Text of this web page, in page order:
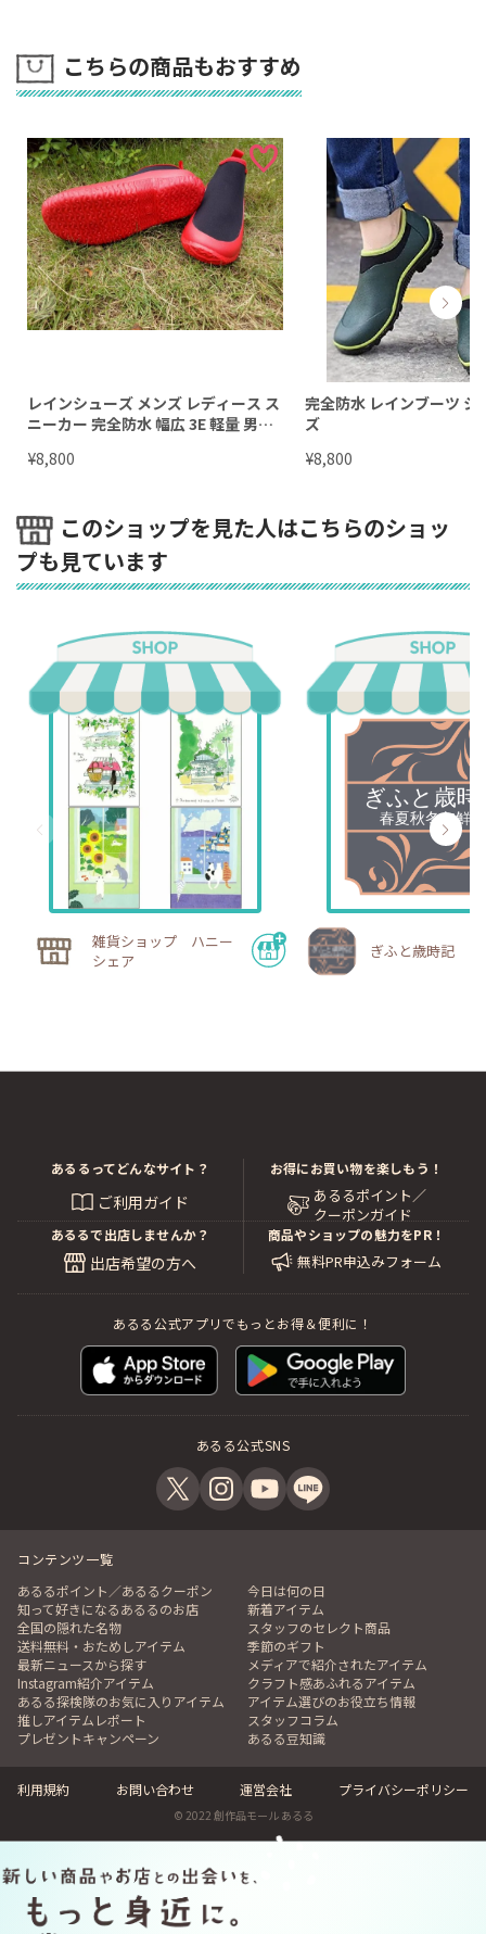
こちらの商品もおすすめ
レインシューズ メンズ レディース ス
ニーカー 完全防水 幅広 3E 軽量 男女
¥8,800
完全防水 レインブーツ シ
ズ
¥8,800
このショップを見た人はこちらのショッ
プも見ています
雑貨ショップ ハニー
シェア
ぎふと歳時記
あるるってどんなサイト？
ご利用ガイド
お得にお買い物を楽しもう！
あるるポイント／
クーポンガイド
あるるで出店しませんか？
出店希望の方へ
商品やショップの魅力をPR！
無料PR申込みフォーム
あるる公式アプリでもっとお得＆便利に！
あるる公式SNS
コンテンツ一覧
あるるポイント／あるるクーポン
今日は何の日
知って好きになるあるるのお店
新着アイテム
全国の隠れた名物
スタッフのセレクト商品
送料無料・おためしアイテム
季節のギフト
最新ニュースから探す
メディアで紹介されたアイテム
Instagram紹介アイテム
クラフト感あふれるアイテム
あるる探検隊のお気に入りアイテム
アイテム選びのお役立ち情報
推しアイテムレポート
スタッフコラム
プレゼントキャンペーン
あるる豆知識
利用規約 お問い合わせ 運営会社 プライバシーポリシー
© 2022 創作品モール あるる